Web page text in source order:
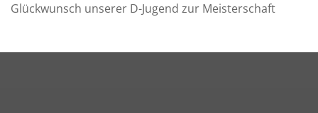
Glückwunsch unserer D-Jugend zur Meisterschaft